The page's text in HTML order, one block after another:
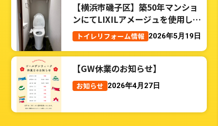
【横浜市磯子区】築50年マンショ
ンにてLIXILアメージュを使用した
トイレリフォーム事例
トイレリフォーム情報 2026年5月19日
【GW休業のお知らせ】
お知らせ 2026年4月27日